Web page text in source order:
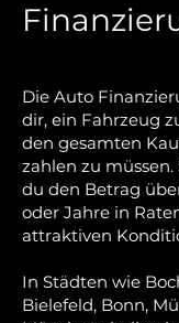
Die Auto
dir, ein Fahrzeug
den gesamten
zahlen zu
du den Betrag
oder Jahre in
attraktiven
In Städten wie
Bielefeld, Bonn,